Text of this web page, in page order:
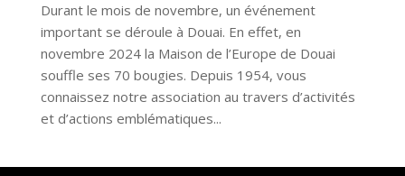
Durant le mois de novembre, un événement
important se déroule à Douai. En effet, en
novembre 2024 la Maison de l’Europe de Douai
souffle ses 70 bougies. Depuis 1954, vous
connaissez notre association au travers d’activités
et d’actions emblématiques...